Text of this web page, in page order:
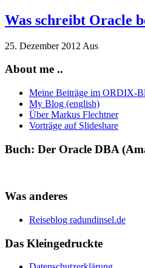
Was schreibt Oracle
25. Dezember 2012 Aus
About me ..
Meine Beiträge im ORDIX-
My Blog (english)
Über Markus Flechtner
Vorträge auf Slideshare
Buch: Der Oracle DBA
Was anderes
Reiseblog radundinsel.de
Das Kleingedruckte